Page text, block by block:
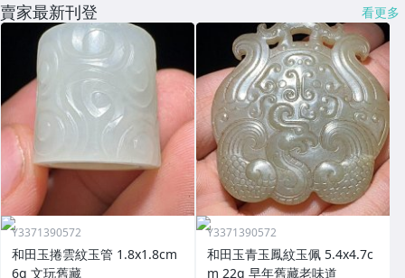
賣家最新刊登 看更多
Y3371390572
和田玉捲雲紋玉管 1.8x1.8cm
6g 文玩舊藏
Y3371390572
和田玉青玉鳳紋玉佩 5.4x4.7c
m 22g 早年舊藏老味道